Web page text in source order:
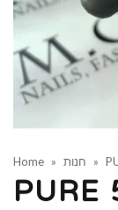
Home » חנות »
PURE